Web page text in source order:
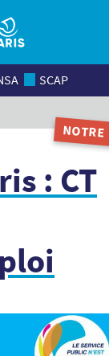
SCAP
: CT
NOTRE